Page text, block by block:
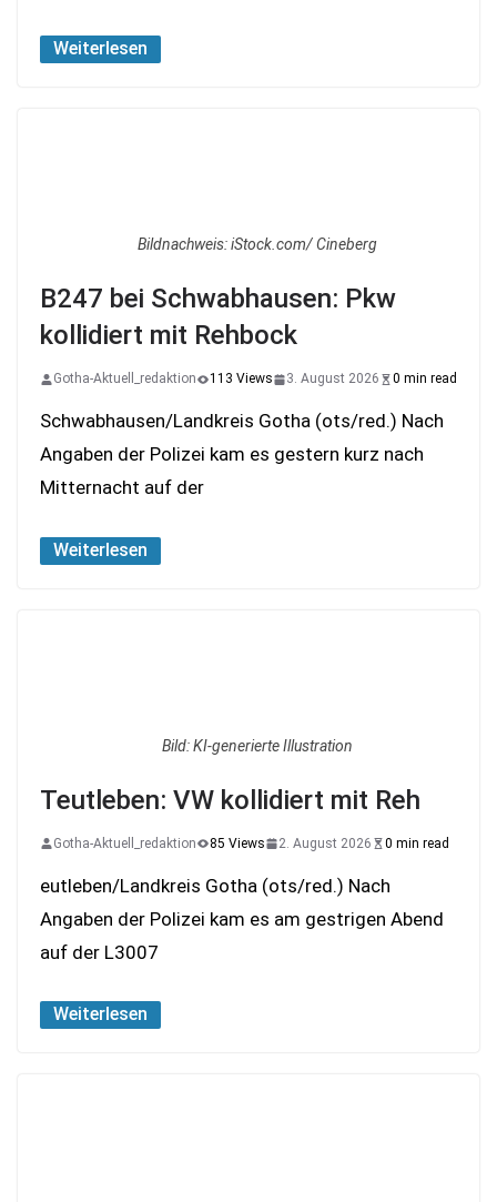
Weiterlesen
Bildnachweis: iStock.com/ Cineberg
B247 bei Schwabhausen: Pkw
kollidiert mit Rehbock
Gotha-Aktuell_redaktion 113 Views 3. August 2026 0 min read
Schwabhausen/Landkreis Gotha (ots/red.) Nach
Angaben der Polizei kam es gestern kurz nach
Mitternacht auf der
Weiterlesen
Bild: KI-generierte Illustration
Teutleben: VW kollidiert mit Reh
Gotha-Aktuell_redaktion 85 Views 2. August 2026 0 min read
eutleben/Landkreis Gotha (ots/red.) Nach
Angaben der Polizei kam es am gestrigen Abend
auf der L3007
Weiterlesen